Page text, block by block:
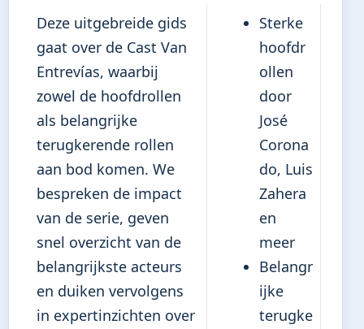
Deze uitgebreide gids
gaat over de Cast Van
Entrevías, waarbij
zowel de hoofdrollen
als belangrijke
terugkerende rollen
aan bod komen. We
bespreken de impact
van de serie, geven
snel overzicht van de
belangrijkste acteurs
en duiken vervolgens
in expertinzichten over
Sterke
hoofdr
ollen
door
José
Corona
do, Luis
Zahera
en
meer
Belangr
ijke
terugke